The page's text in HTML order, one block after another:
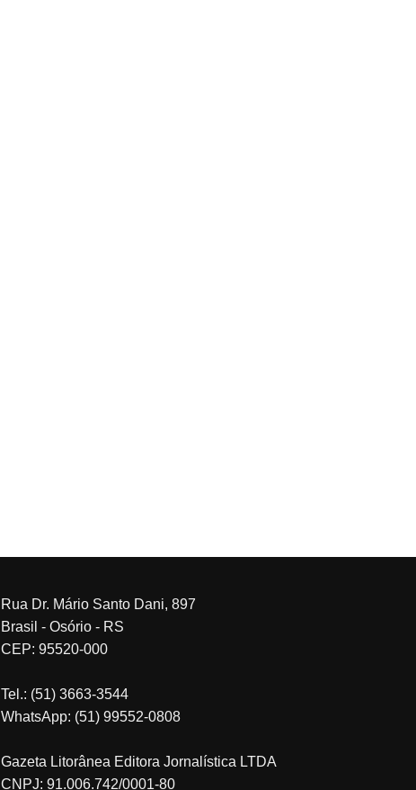
Rua Dr. Mário Santo Dani, 897
Brasil - Osório - RS
CEP: 95520-000
Tel.: (51) 3663-3544
WhatsApp: (51) 99552-0808
Gazeta Litorânea Editora Jornalística LTDA
CNPJ: 91.006.742/0001-80